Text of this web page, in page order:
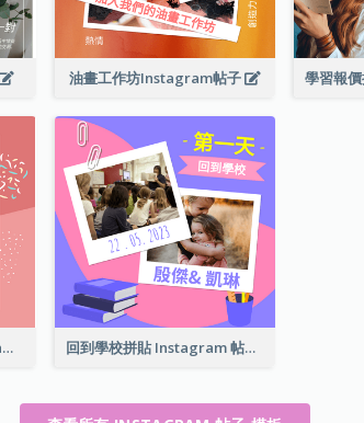
油畫工作坊Instagram帖子
有一個可愛的生日 Instagram 帖子 回到學校拼貼 Instagram 帖子